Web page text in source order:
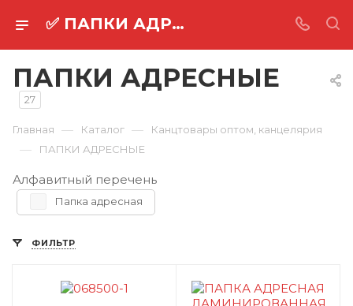
✅ ПАПКИ АДРЕСНЫЕ оптом ⚡
ПАПКИ АДРЕСНЫЕ
27
Главная — Каталог — Канцтовары оптом, канцелярия
— ПАПКИ АДРЕСНЫЕ
Алфавитный перечень
Папка адресная
ФИЛЬТР